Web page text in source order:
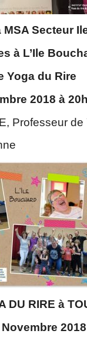
Secteur
à L’Ile
Yoga du Rire
2018 à
Professeur de
DU RIRE à